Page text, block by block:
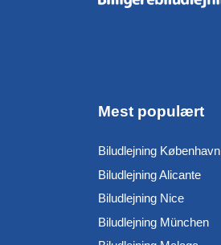
Mest populært
Biludlejning København
Biludlejning Alicante
Biludlejning Nice
Biludlejning München